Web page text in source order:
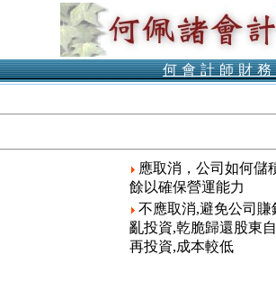
何會計師財
應取消，公司如何儲
餘以確保營運能力
不應取消,避免公司賺
亂投資,乾脆歸還股東
再投資,成本較低